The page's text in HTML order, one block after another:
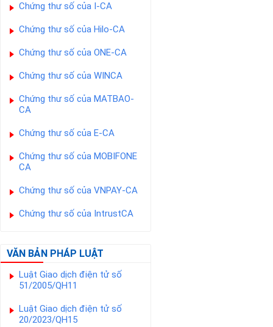
Chứng thư số của I-CA
Chứng thư số của Hilo-CA
Chứng thư số của ONE-CA
Chứng thư số của WINCA
Chứng thư số của MATBAO-
CA
Chứng thư số của E-CA
Chứng thư số của MOBIFONE
CA
Chứng thư số của VNPAY-CA
Chứng thư số của IntrustCA
VĂN BẢN PHÁP LUẬT
Luật Giao dịch điện tử số
51/2005/QH11
Luật Giao dịch điện tử số
20/2023/QH15